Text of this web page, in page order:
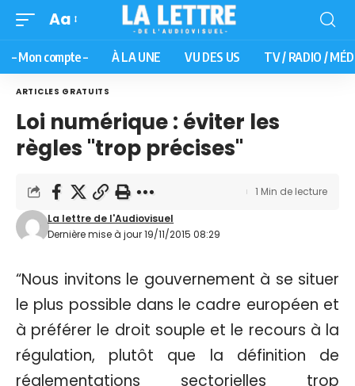
Aa
– Mon compte – À LA UNE VU DES US TV / RADIO /
ARTICLES GRATUITS
Loi numérique : éviter les
règles "trop précises"
Dernière mise à jour 19/11/2015 08:29
La lettre de l'Audiovisuel
1 Min de lecture
“Nous invitons le gouvernement à se situer
le plus possible dans le cadre européen et
à préférer le droit souple et le recours à la
régulation, plutôt que la définition de
réglementations sectorielles trop